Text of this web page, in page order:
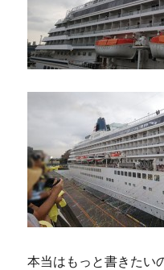
本当はもっと書きたい